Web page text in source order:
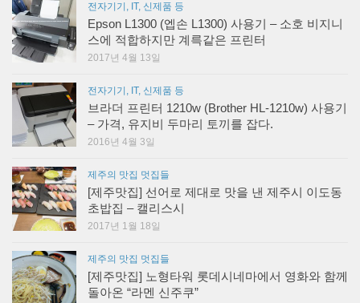
전자기기, IT, 신제품 등
Epson L1300 (엡손 L1300) 사용기 – 소호 비지니
스에 적합하지만 계륵같은 프린터
2017년 4월 13일
전자기기, IT, 신제품 등
브라더 프린터 1210w (Brother HL-1210w) 사용기
– 가격, 유지비 두마리 토끼를 잡다.
2016년 4월 3일
제주의 맛집 멋집들
[제주맛집] 선어로 제대로 맛을 낸 제주시 이도동
초밥집 – 캘리스시
2017년 1월 18일
제주의 맛집 멋집들
[제주맛집] 노형타워 롯데시네마에서 영화와 함께
돌아온 “라멘 신주쿠”